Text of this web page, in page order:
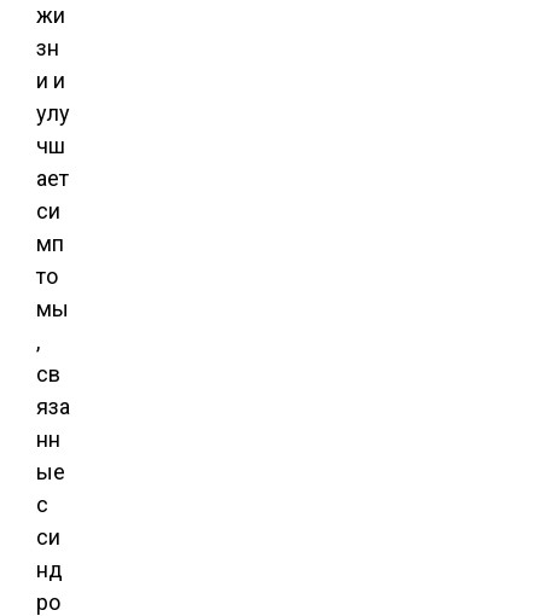
жи
зн
и и
улу
чш
ает
си
мп
то
мы
,
св
яза
нн
ые
с
си
нд
ро